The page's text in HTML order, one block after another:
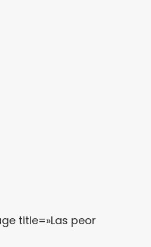
title=»Las peor